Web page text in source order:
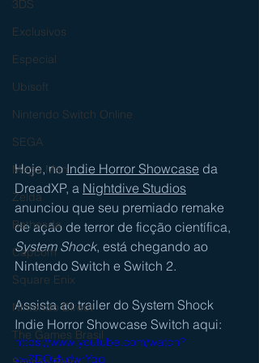
3DS
Exclusivos
Especial
Ubisoft
Nintendo Switch Online
SEGA
Mega Man
Zelda
Bethesda
Capcom
Square Enix
Nintendo Direct
The Games Brasil
Hoje, no Indie Horror Showcase da
DreadXP, a Nightdive Studios
anunciou que seu premiado remake
de ação de terror de ficção científica,
System Shock, está chegando ao
Nintendo Switch e Switch 2.
Assista ao trailer do System Shock
Indie Horror Showcase Switch aqui:
https://www.youtube.com/watch?
v=ZDQvNdwrYqg